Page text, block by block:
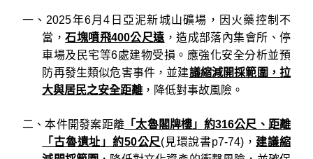
一、2025年6月4日亞泥新城山礦場，因火藥控制不
當，石塊噴飛400公尺遠 ，造成部落內集會所、停
車場及民宅等6處建物受損。應強化安全分析並預
防再發生類似危害事件，並建議縮減開採範圍，拉
大與居民之安全距離 ，降低對事故風險。
二、本件開發案距離 「太魯閣牌樓」約316公尺、距離
「古魯遺址」約50公尺(見環說書p7-74)， 建議縮